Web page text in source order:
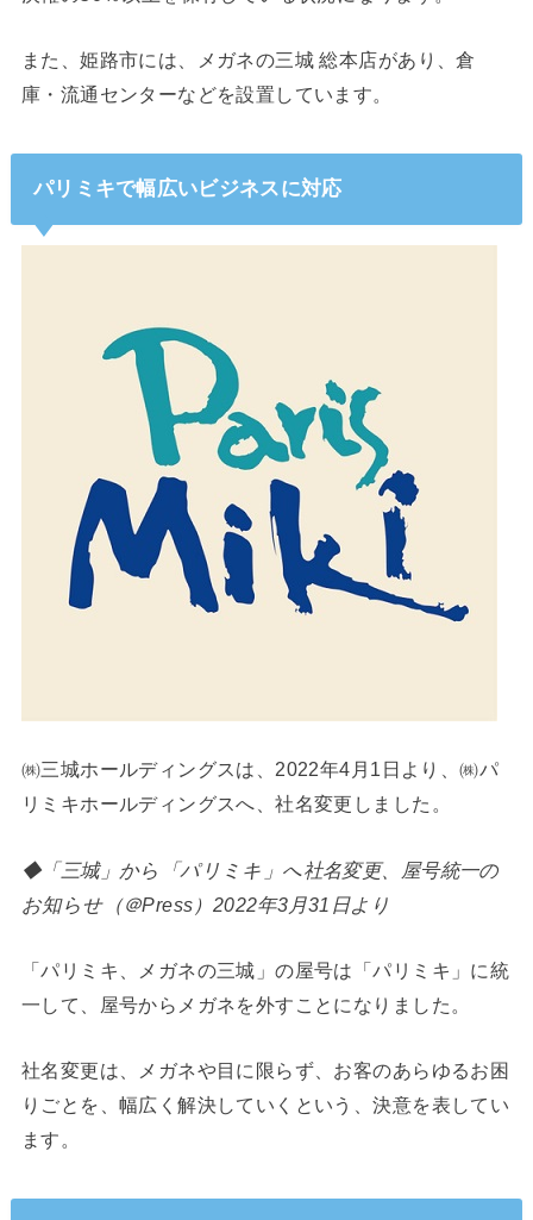
また、姫路市には、メガネの三城 総本店があり、倉
庫・流通センターなどを設置しています。
パリミキで幅広いビジネスに対応
㈱三城ホールディングスは、2022年4月1日より、㈱パ
リミキホールディングスへ、社名変更しました。
◆「三城」から「パリミキ」へ社名変更、屋号統一の
お知らせ（＠Press）2022年3月31日より
「パリミキ、メガネの三城」の屋号は「パリミキ」に統
一して、屋号からメガネを外すことになりました。
社名変更は、メガネや目に限らず、お客のあらゆるお困
りごとを、幅広く解決していくという、決意を表してい
ます。